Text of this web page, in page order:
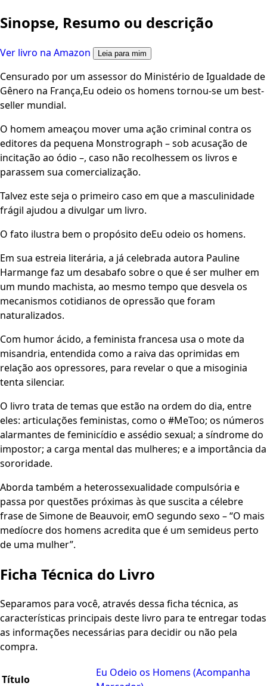
Sinopse, Resumo ou descrição
Ver livro na Amazon Leia para mim
Censurado por um assessor do Ministério de Igualdade de
Gênero na França,Eu odeio os homens tornou-se um best-
seller mundial.
O homem ameaçou mover uma ação criminal contra os
editores da pequena Monstrograph – sob acusação de
incitação ao ódio –, caso não recolhessem os livros e
parassem sua comercialização.
Talvez este seja o primeiro caso em que a masculinidade
frágil ajudou a divulgar um livro.
O fato ilustra bem o propósito deEu odeio os homens.
Em sua estreia literária, a já celebrada autora Pauline
Harmange faz um desabafo sobre o que é ser mulher em
um mundo machista, ao mesmo tempo que desvela os
mecanismos cotidianos de opressão que foram
naturalizados.
Com humor ácido, a feminista francesa usa o mote da
misandria, entendida como a raiva das oprimidas em
relação aos opressores, para revelar o que a misoginia
tenta silenciar.
O livro trata de temas que estão na ordem do dia, entre
eles: articulações feministas, como o #MeToo; os números
alarmantes de feminicídio e assédio sexual; a síndrome do
impostor; a carga mental das mulheres; e a importância da
sororidade.
Aborda também a heterossexualidade compulsória e
passa por questões próximas às que suscita a célebre
frase de Simone de Beauvoir, emO segundo sexo – “O mais
medíocre dos homens acredita que é um semideus perto
de uma mulher”.
Ficha Técnica do Livro
Separamos para você, através dessa ficha técnica, as
características principais deste livro para te entregar todas
as informações necessárias para decidir ou não pela
compra.
Título
Eu Odeio os Homens (Acompanha